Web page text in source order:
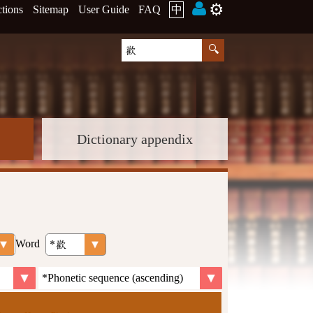
Sitemap User Guide FAQ 中 ⚙️
Dictionary appendix
Word